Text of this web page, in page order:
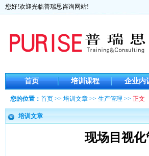
您好!欢迎光临普瑞思咨询网站!
首页 培训课程 企业内
您的位置： 首页 >> 培训文章 >> 生产管理 >> 正文
培训文章
现场目视